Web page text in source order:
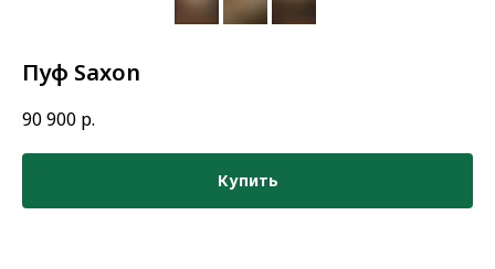
Пуф Saxon
90 900 р.
Купить